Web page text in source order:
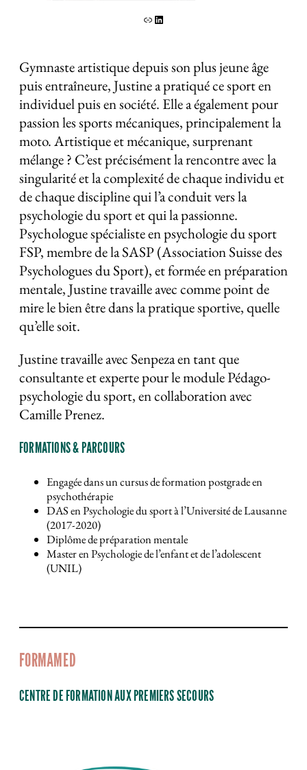
Lien LinkedIn
Gymnaste artistique depuis son plus jeune âge
puis entraîneure, Justine a pratiqué ce sport en
individuel puis en société. Elle a également pour
passion les sports mécaniques, principalement la
moto. Artistique et mécanique, surprenant
mélange ? C’est précisément la rencontre avec la
singularité et la complexité de chaque individu et
de chaque discipline qui l’a conduit vers la
psychologie du sport et qui la passionne.
Psychologue spécialiste en psychologie du sport
FSP, membre de la SASP (Association Suisse des
Psychologues du Sport), et formée en préparation
mentale, Justine travaille avec comme point de
mire le bien être dans la pratique sportive, quelle
qu’elle soit.
Justine travaille avec Senpeza en tant que
consultante et experte pour le module Pédago-
psychologie du sport, en collaboration avec
Camille Prenez.
FORMATIONS & PARCOURS
Engagée dans un cursus de formation postgrade en
psychothérapie
DAS en Psychologie du sport à l’Université de Lausanne
(2017-2020)
Diplôme de préparation mentale
Master en Psychologie de l’enfant et de l’adolescent
(UNIL)
FORMAMED
CENTRE DE FORMATION AUX PREMIERS SECOURS